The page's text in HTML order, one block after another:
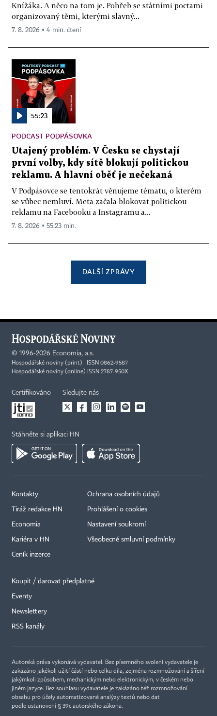
Knížáka. A něco na tom je. Pohřeb se státními poctami
organizovaný těmi, kterými slavný...
7. 8. 2026 ▪ 4 min. čtení
55:23
PODCAST PODPÁSOVKA
Utajený problém. V Česku se chystají
první volby, kdy sítě blokují politickou
reklamu. A hlavní oběť je nečekaná
V Podpásovce se tentokrát věnujeme tématu, o kterém
se vůbec nemluví. Meta začala blokovat politickou
reklamu na Facebooku a Instagramu a...
7. 8. 2026 ▪ 55:23 min.
DALŠÍ ZPRÁVY
© 1996-2026 Economia, a.s.
Hospodářské noviny (print) ISSN 0862-9587
Hospodářské noviny (online) ISSN 2787-950X
Certifikováno Sledujte nás
Stáhněte si aplikaci HN
Kontakty
Tiráž redakce HN
Economia
Kariéra v HN
Ceník inzerce
Ochrana osobních údajů
Prohlášení o cookies
Nastavení soukromí
Všeobecné smluvní podmínky
Koupit / darovat předplatné
Eventy
Newslettery
RSS kanály
Autorská práva vykonává vydavatel. Bez písemného svolení vydavatele je
zakázáno jakékoli užití částí nebo celku díla, zejména rozmnožování a šíření
jakýmkoli způsobem, mechanickým nebo elektronickým, v českém nebo
jiném jazyce. Bez souhlasu vydavatele je zakázáno též rozmnožování
obsahu pro účely automatizované analýzy textů nebo dat
podle ustanovení § 39c autorského zákona.